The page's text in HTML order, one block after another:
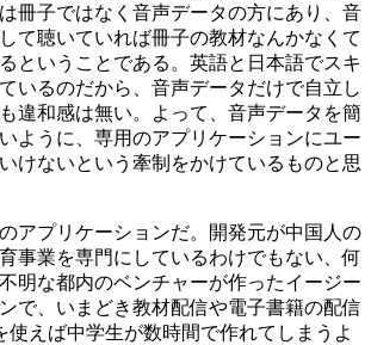
冊子ではなく音声データの方にあり、音
て聴いていれば冊子の教材なんかなくて
ということである。英語と日本語でスキ
いるのだから、音声データだけで自立し
違和感は無い。よって、音声データを簡
ように、専用のアプリケーションにユー
けないという牽制をかけているものと思
アプリケーションだ。開発元が中国人の
事業を専門にしているわけでもない、何
明な都内のベンチャーが作ったイージー
で、いまどき教材配信や電子書籍の配信
使えば中学生が数時間で作れてしまうよ